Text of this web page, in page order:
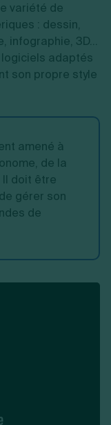
variété de
: dessin,
infographie, 3D...
adaptés
son propre style
amené à
de la
doit être
gérer son
de